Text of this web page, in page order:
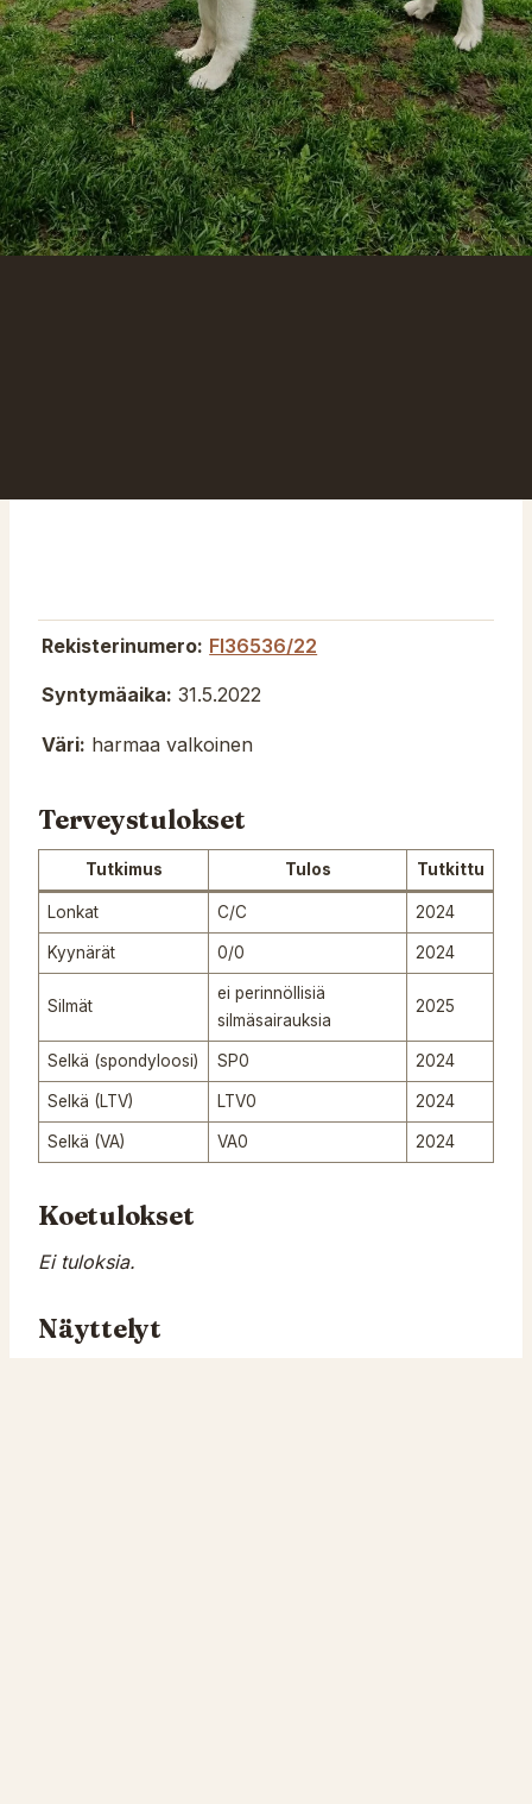
Rekisterinumero: FI36536/22
Syntymäaika: 31.5.2022
Väri: harmaa valkoinen
Terveystulokset
Tutkimus Tulos Tutkittu
Lonkat C/C 2024
Kyynärät 0/0 2024
Silmät
ei perinnöllisiä
silmäsairauksia
2025
Selkä (spondyloosi) SP0 2024
Selkä (LTV) LTV0 2024
Selkä (VA) VA0 2024
Koetulokset
Ei tuloksia.
Näyttelyt